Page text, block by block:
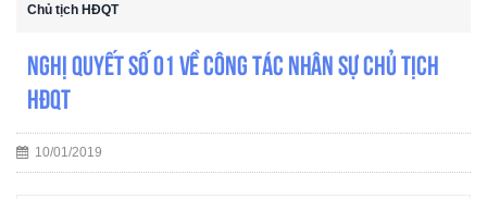
Chủ tịch HĐQT
Nghị Quyết số 01 về Công tác nhân sự Chủ tịch
HĐQT
10/01/2019